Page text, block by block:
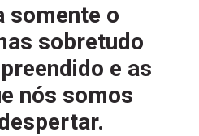
somente o
sobretudo
e as
nós somos